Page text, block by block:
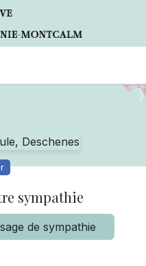
sympathie
de sympathie